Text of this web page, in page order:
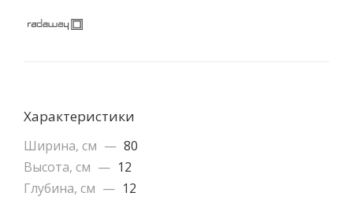
Характеристики
Ширина, см — 80
Высота, см — 12
Глубина, см — 12